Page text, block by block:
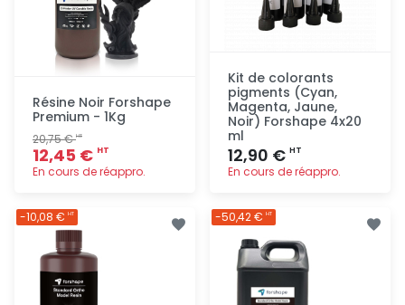
Résine Noir Forshape
Premium - 1Kg
20,75 €HT
12,45 € HT
En cours de réappro.
Kit de colorants
pigments (Cyan,
Magenta, Jaune,
Noir) Forshape 4x20
ml
12,90 € HT
En cours de réappro.
-10,08 € HT -50,42 € HT